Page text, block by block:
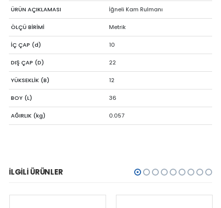
ÜRÜN AÇIKLAMASI İğneli Kam Rulmanı
ÖLÇÜ BİRİMİ Metrik
İÇ ÇAP (d) 10
DIŞ ÇAP (D) 22
YÜKSEKLİK (B) 12
BOY (L) 36
AĞIRLIK (kg) 0.057
İLGILI ÜRÜNLER